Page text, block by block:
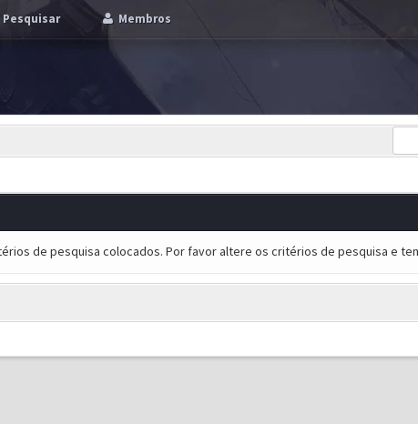
Pesquisar Membros
de pesquisa colocados. Por favor altere os critérios de pesquisa e